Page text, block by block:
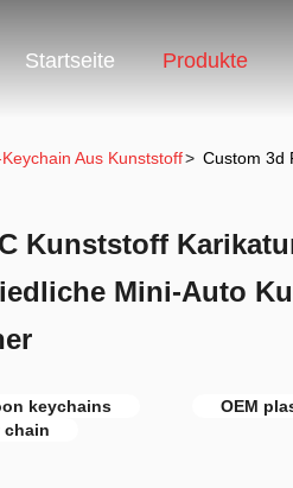
Startseite Produkte
Aus Kunststoff> Custom 3d
Kunststoff
Mini-Auto
keychains
OEM
chain